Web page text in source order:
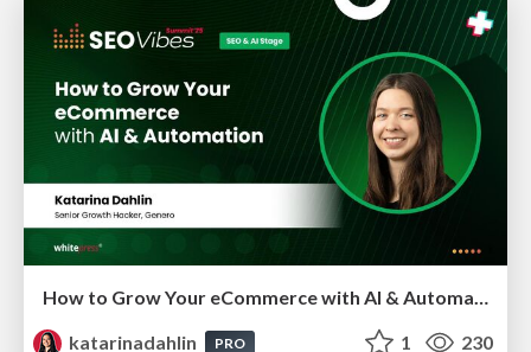
How to Grow Your eCommerce with AI & Automation
katarinadahlin
PRO 1 230